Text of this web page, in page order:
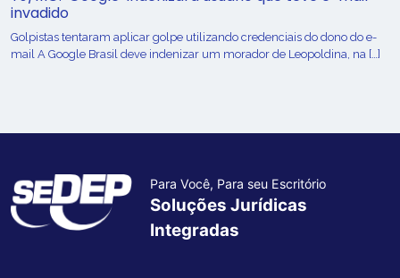
invadido
Golpistas tentaram aplicar golpe utilizando credenciais do dono do e-
mail A Google Brasil deve indenizar um morador de Leopoldina, na […]
Para Você, Para seu Escritório
Soluções Jurídicas
Integradas